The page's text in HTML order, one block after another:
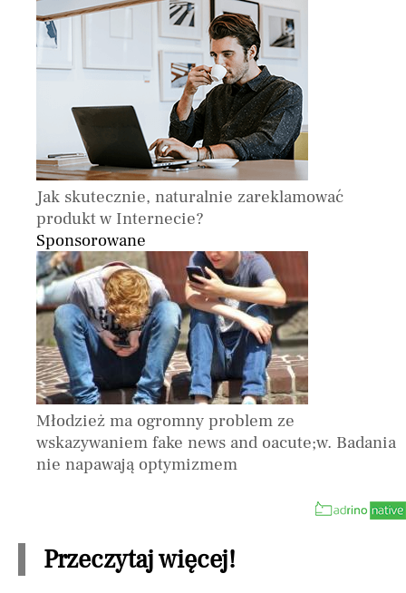
Jak skutecznie, naturalnie zareklamować
produkt w Internecie?
Sponsorowane
Młodzież ma ogromny problem ze
wskazywaniem fake news and oacute;w. Badania
nie napawają optymizmem
Przeczytaj więcej!